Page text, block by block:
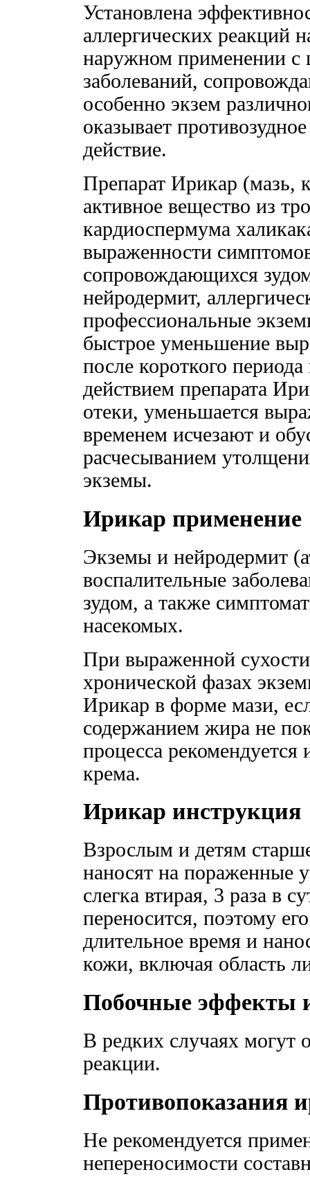
Установлена
аллергических реакций
наружном применении с
заболеваний,
особенно экзем
оказывает
действие.
Препарат Ирикар (мазь,
активное вещество из
кардиоспермума
выраженности
сопровождающихся
нейродермит,
профессиональные
быстрое уменьшение
после короткого
действием препарата
отеки, уменьшается
временем исчезают и
расчесыванием
экземы.
Ирикар применение
Экземы и нейродермит
воспалительные
зудом, а также
насекомых.
При выраженной
хронической фазах
Ирикар в форме мази,
содержанием жира не
процесса
крема.
Ирикар инструкция
Взрослым и детям
наносят на пораженные
слегка втирая, 3 раза в
переносится, поэтому
длительное время и
кожи, включая область
Побочные эффекты
В редких случаях могут
реакции.
Противопоказания
Не рекомендуется
непереносимости